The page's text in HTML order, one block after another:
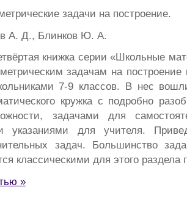
задачи на построение.
А. Д., Блинков Ю. А.
книжка серии «Школьные
задачам на
7-9 классов. В нес
кружка с подробно
задачами для
указаниями для учителя.
задач. Большинство
классическими для этого раздела
»